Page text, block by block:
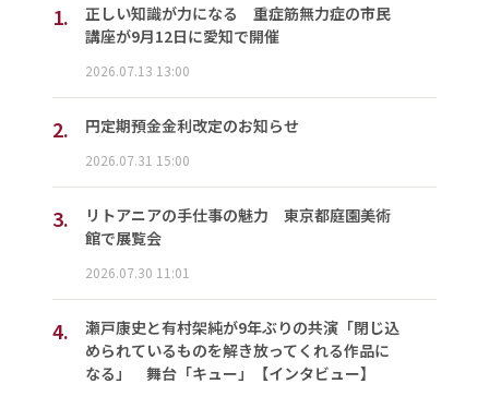
1.
正しい知識が力になる 重症筋無力症の市民
講座が9月12日に愛知で開催
2026.07.13 13:00
2. 円定期預金金利改定のお知らせ
2026.07.31 15:00
3.
リトアニアの手仕事の魅力 東京都庭園美術
館で展覧会
2026.07.30 11:01
4.
瀬戸康史と有村架純が9年ぶりの共演「閉じ込
められているものを解き放ってくれる作品に
なる」 舞台「キュー」【インタビュー】